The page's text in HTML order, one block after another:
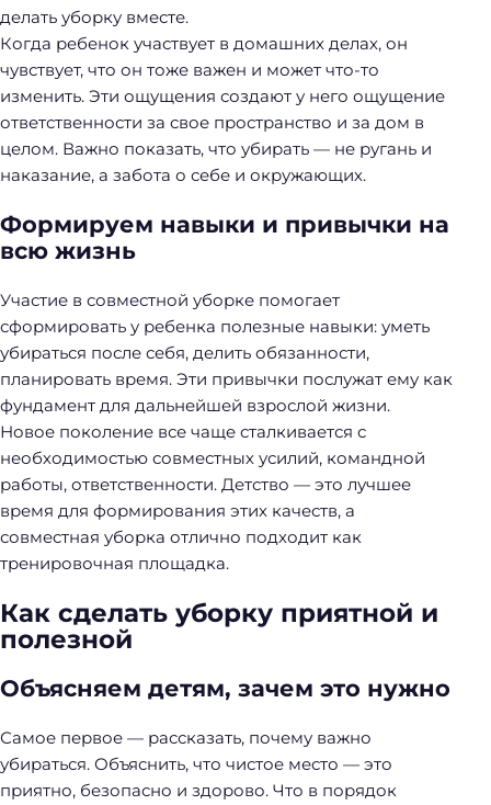
делать уборку вместе.
Когда ребенок участвует в домашних делах, он
чувствует, что он тоже важен и может что-то
изменить. Эти ощущения создают у него ощущение
ответственности за свое пространство и за дом в
целом. Важно показать, что убирать — не ругань и
наказание, а забота о себе и окружающих.
Формируем навыки и привычки на
всю жизнь
Участие в совместной уборке помогает
сформировать у ребенка полезные навыки: уметь
убираться после себя, делить обязанности,
планировать время. Эти привычки послужат ему как
фундамент для дальнейшей взрослой жизни.
Новое поколение все чаще сталкивается с
необходимостью совместных усилий, командной
работы, ответственности. Детство — это лучшее
время для формирования этих качеств, а
совместная уборка отлично подходит как
тренировочная площадка.
Как сделать уборку приятной и
полезной
Объясняем детям, зачем это нужно
Самое первое — рассказать, почему важно
убираться. Объяснить, что чистое место — это
приятно, безопасно и здорово. Что в порядок